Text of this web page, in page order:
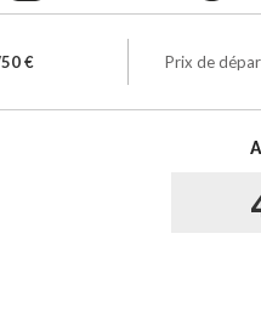
€ Prix de